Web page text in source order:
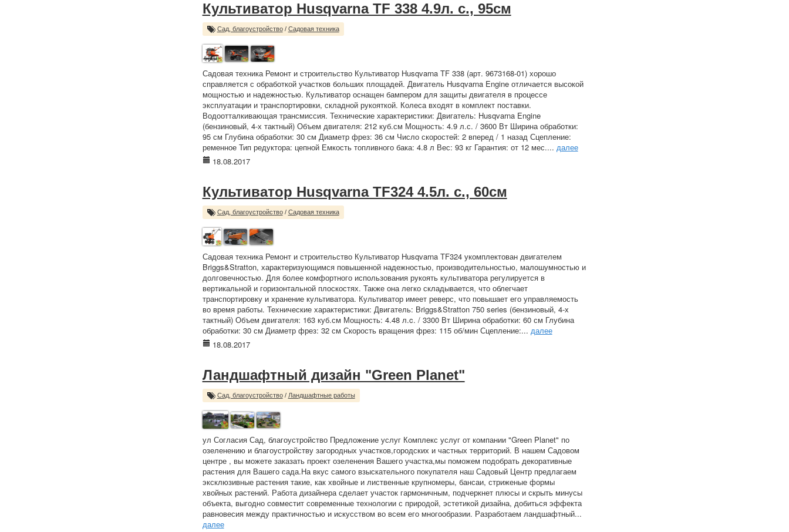
Культиватор Husqvarna TF 338 4.9л. с., 95см
Сад, благоустройство/ Садовая техника
Садовая техника Ремонт и строительство Культиватор Husqvarna TF 338 (арт. 9673168-01) хорошо
справляется с обработкой участков больших площадей. Двигатель Husqvarna Engine отличается высокой
мощностью и надежностью. Культиватор оснащен бампером для защиты двигателя в процессе
эксплуатации и транспортировки, складной рукояткой. Колеса входят в комплект поставки.
Водоотталкивающая трансмиссия. Технические характеристики: Двигатель: Husqvarna Engine
(бензиновый, 4-х тактный) Объем двигателя: 212 куб.см Мощность: 4.9 л.с. / 3600 Вт Ширина обработки:
95 см Глубина обработки: 30 см Диаметр фрез: 36 см Число скоростей: 2 вперед / 1 назад Сцепление:
ременное Тип редуктора: цепной Емкость топливного бака: 4.8 л Вес: 93 кг Гарантия: от 12 мес.... далее
18.08.2017
Культиватор Husqvarna TF324 4.5л. с., 60см
Сад, благоустройство/ Садовая техника
Садовая техника Ремонт и строительство Культиватор Husqvarna TF324 укомплектован двигателем
Briggs&Stratton, характеризующимся повышенной надежностью, производительностью, малошумностью и
долговечностью. Для более комфортного использования рукоять культиватора регулируется в
вертикальной и горизонтальной плоскостях. Также она легко складывается, что облегчает
транспортировку и хранение культиватора. Культиватор имеет реверс, что повышает его управляемость
во время работы. Технические характеристики: Двигатель: Briggs&Stratton 750 series (бензиновый, 4-х
тактный) Объем двигателя: 163 куб.см Мощность: 4.48 л.c. / 3300 Вт Ширина обработки: 60 см Глубина
обработки: 30 см Диаметр фрез: 32 см Скорость вращения фрез: 115 об/мин Сцепление:... далее
18.08.2017
Ландшафтный дизайн "Green Planet"
Сад, благоустройство/ Ландшафтные работы
ул Согласия Сад, благоустройство Предложение услуг Комплекс услуг от компании "Green Planet" по
озеленению и благоустройству загородных участков,городских и частных территорий. В нашем Садовом
центре , вы можете заказать проект озеленения Вашего участка,мы поможем подобрать декоративные
растения для Вашего сада.На вкус самого взыскательного покупателя наш Садовый Центр предлагаем
эксклюзивные растения такие, как хвойные и лиственные крупномеры, бансаи, стриженые формы
хвойных растений. Работа дизайнера сделает участок гармоничным, подчеркнет плюсы и скрыть минусы
объекта, выгодно совместит современные технологии с природой, эстетикой дизайна, добиться эффекта
равновесия между практичностью и искусством во всем его многообразии. Разработаем ландшафтный...
далее